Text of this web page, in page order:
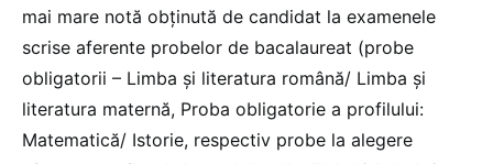
mai mare notă obținută de candidat la examenele
scrise aferente probelor de bacalaureat (probe
obligatorii – Limba și literatura română/ Limba și
literatura maternă, Proba obligatorie a profilului:
Matematică/ Istorie, respectiv probe la alegere